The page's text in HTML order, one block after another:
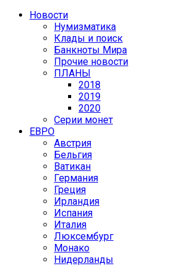
Новости
Нумизматика
Клады и поиск
Банкноты Мира
Прочие новости
ПЛАНЫ
2018
2019
2020
Серии монет
ЕВРО
Австрия
Бельгия
Ватикан
Германия
Греция
Ирландия
Испания
Италия
Люксембург
Монако
Нидерланды